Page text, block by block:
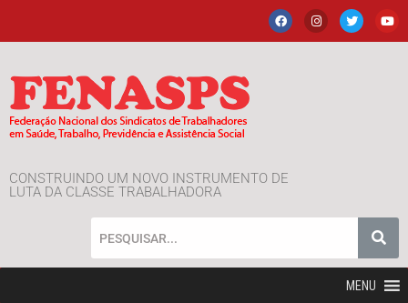
CONSTRUINDO UM NOVO INSTRUMENTO DE
LUTA DA CLASSE TRABALHADORA
MENU